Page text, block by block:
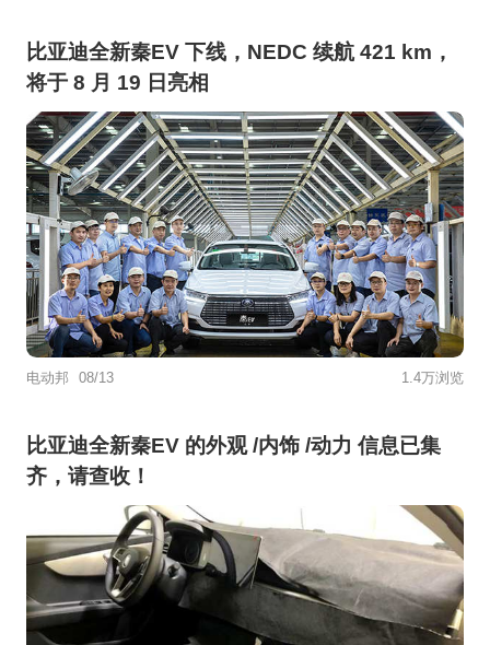
比亚迪全新秦EV 下线，NEDC 续航 421 km，
将于 8 月 19 日亮相
电动邦 08/13 1.4万浏览
比亚迪全新秦EV 的外观 /内饰 /动力 信息已集
齐，请查收！